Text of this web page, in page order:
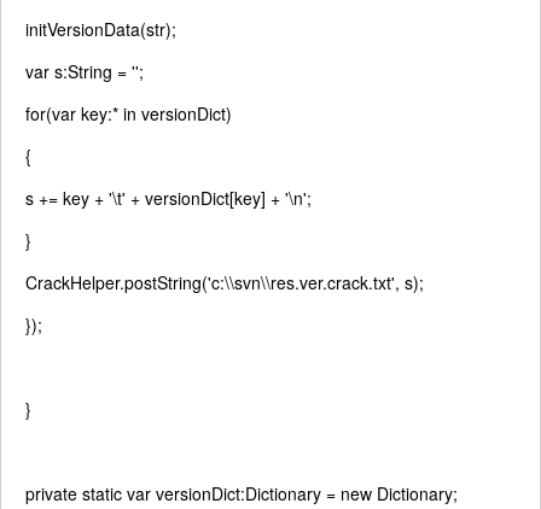
initVersionData(str);
var s:String = '';
for(var key:* in versionDict)
{
s += key + '\t' + versionDict[key] + '\n';
}
CrackHelper.postString('c:\\svn\\res.ver.crack.txt', s);
});
}
private static var versionDict:Dictionary = new Dictionary;